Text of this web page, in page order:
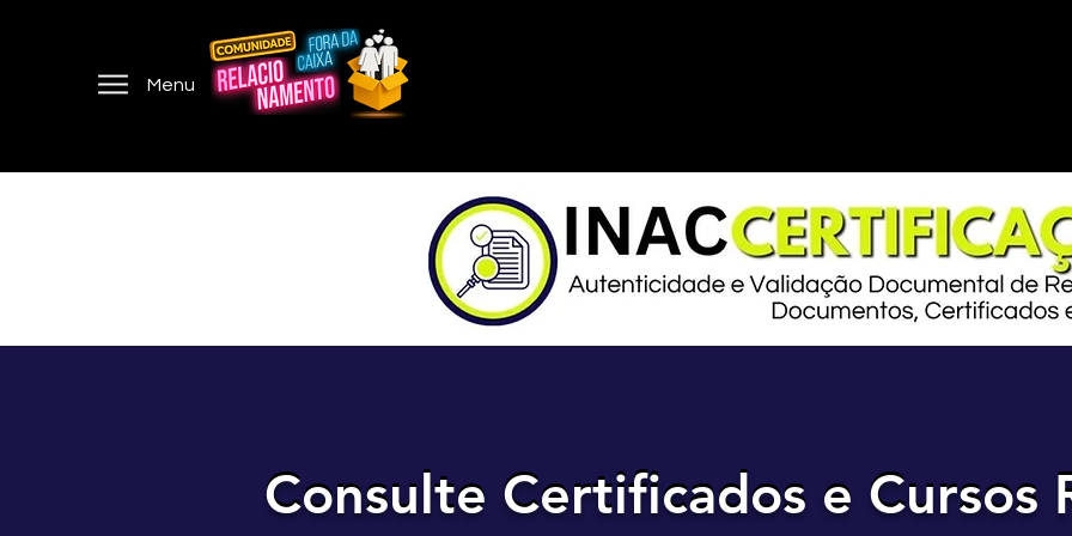
Menu
Consulte Certificados e Cursos
Consulte Certificados e Cursos